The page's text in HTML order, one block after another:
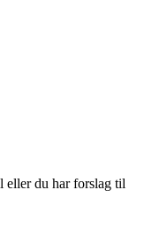
eller du har forslag til